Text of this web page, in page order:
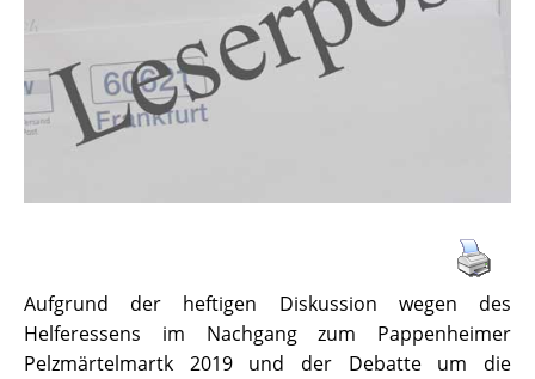
Aufgrund der heftigen Diskussion wegen des
Helferessens im Nachgang zum Pappenheimer
Pelzmärtelmartk 2019 und der Debatte um die